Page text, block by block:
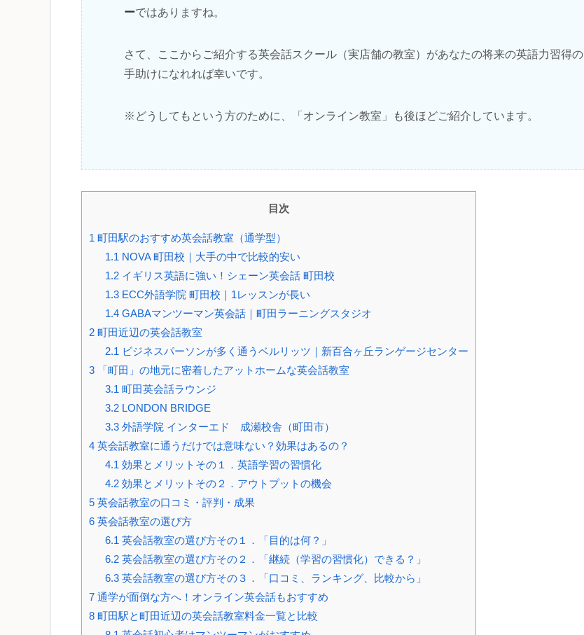
ーではありますね。
さて、ここからご紹介する英会話スクール（実店舗の教室）があなたの将来の英語力習得の
手助けになれれば幸いです。
※どうしてもという方のために、「オンライン教室」も後ほどご紹介しています。
目次
1 町田駅のおすすめ英会話教室（通学型）
1.1 NOVA 町田校｜大手の中で比較的安い
1.2イギリス英語に強い！シェーン英会話 町田校
1.3ECC外語学院 町田校｜1レッスンが長い
1.4GABAマンツーマン英会話｜町田ラーニングスタジオ
2 町田近辺の英会話教室
2.1 ビジネスパーソンが多く通うベルリッツ｜新百合ヶ丘ランゲージセンター
3 「町田」の地元に密着したアットホームな英会話教室
3.1 町田英会話ラウンジ
3.2LONDON BRIDGE
3.3外語学院 インターエド 成瀬校舎（町田市）
4 英会話教室に通うだけでは意味ない？効果はあるの？
4.1 効果とメリットその１．英語学習の習慣化
4.2効果とメリットその２．アウトプットの機会
5 英会話教室の口コミ・評判・成果
6 英会話教室の選び方
6.1 英会話教室の選び方その１．「目的は何？」
6.2英会話教室の選び方その２．「継続（学習の習慣化）できる？」
6.3英会話教室の選び方その３．「口コミ、ランキング、比較から」
7 通学が面倒な方へ！オンライン英会話もおすすめ
8 町田駅と町田近辺の英会話教室料金一覧と比較